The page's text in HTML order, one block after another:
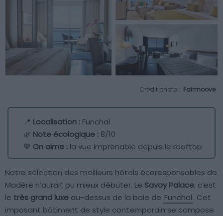
Crédit photo : Fairmoove
📍 Localisation : Funchal
🌿 Note écologique : 8/10
💙 On aime : la vue imprenable depuis le rooftop
Notre sélection des meilleurs hôtels écoresponsables de
Madère n’aurait pu mieux débuter. Le Savoy Palace, c’est
le très grand luxe au-dessus de la baie de Funchal. Cet
imposant bâtiment de style contemporain se compose